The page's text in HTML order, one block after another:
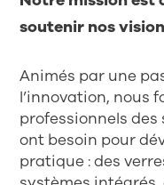
soutenir nos
Animés par une
l’innovation, nous
professionnels
ont besoin pour
pratique : des